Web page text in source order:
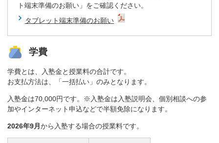
ト端末準備のお願い」をご確認ください。
タブレット端末準備のお願い
学費
学費とは、入塾金と授業料の合計です。
お支払方法は、「一括払い」のみとなります。
入塾金は70,000円です。※入塾金は入塾説明会、個別相談への参
加やインターネット申込などで半額免除になります。
2026年9月 から入塾する場合の授業料です。